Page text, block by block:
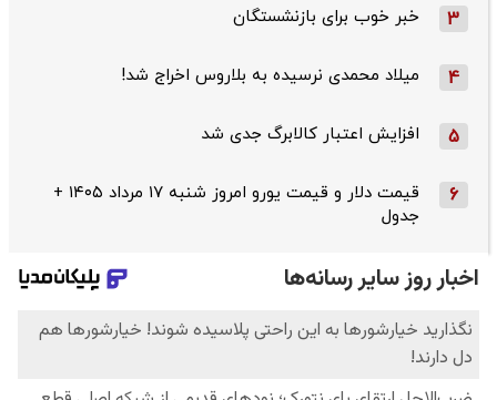
3 خبر خوب برای بازنشستگان
4 میلاد محمدی نرسیده به بلاروس اخراج شد!
5 افزایش اعتبار کالابرگ جدی شد
6
قیمت دلار و قیمت یورو امروز شنبه ۱۷ مرداد ۱۴۰۵ +
جدول